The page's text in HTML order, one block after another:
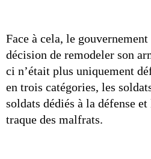
Face à cela, le
décision de remodeler son
ci n’était plus uniquement
en trois catégories, les
soldats dédiés à la défense
traque des malfrats.